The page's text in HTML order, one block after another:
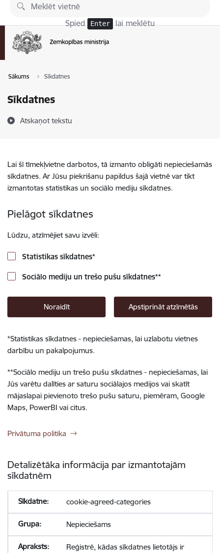
Pāriet uz lapas saturu
Spied Enter lai meklētu
Sākums Sīkdatnes
Sīkdatnes
Atskaņot tekstu
Lai šī tīmekļvietne darbotos, tā izmanto obligāti nepieciešamās
sīkdatnes. Ar Jūsu piekrišanu papildus šajā vietnē var tikt
izmantotas statistikas un sociālo mediju sīkdatnes.
Pielāgot sīkdatnes
Lūdzu, atzīmējiet savu izvēli:
Statistikas sīkdatnes*
Sociālo mediju un trešo pušu sīkdatnes**
Noraidīt Apstiprināt atzīmētās
*Statistikas sīkdatnes - nepieciešamas, lai uzlabotu vietnes
darbību un pakalpojumus.
**Sociālo mediju un trešo pušu sīkdatnes - nepieciešamas, lai
Jūs varētu dalīties ar saturu sociālajos medijos vai skatīt
mājaslapai pievienoto trešo pušu saturu, piemēram, Google
Maps, PowerBI vai citus.
Privātuma politika
Detalizētāka informācija par izmantotajām
sīkdatnēm
cookie-agreed-categories
Nepieciešams
Reģistrē, kādas sīkdatnes lietotājs ir